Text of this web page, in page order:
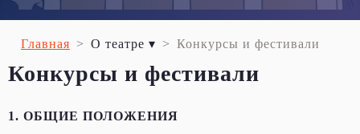
Главная О театре ▾ Конкурсы и фестивали
Конкурсы и фестивали
1. ОБЩИЕ ПОЛОЖЕНИЯ